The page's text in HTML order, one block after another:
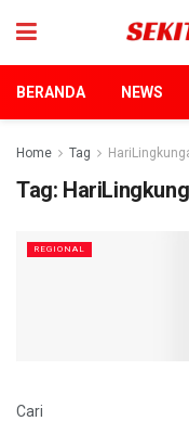
BERANDA NEWS
Home Tag
Tag:
REGIONAL
Cari